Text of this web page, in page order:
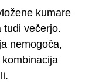
kumare
tudi večerjo.
nemogoča,